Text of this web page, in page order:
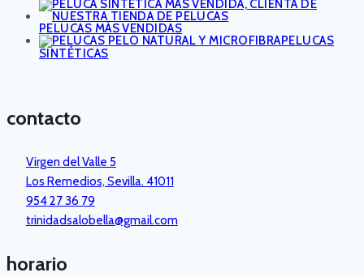
PELUCAS MÁS VENDIDAS
PELUCAS
SINTÉTICAS
contacto
Virgen del Valle 5
Los Remedios, Sevilla. 41011
954 27 36 79
trinidadsalobella@gmail.com
horario